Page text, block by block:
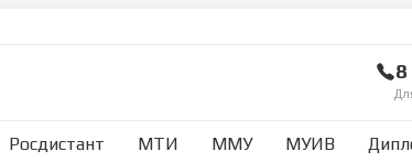
8
Росдистант МТИ ММУ МУИВ